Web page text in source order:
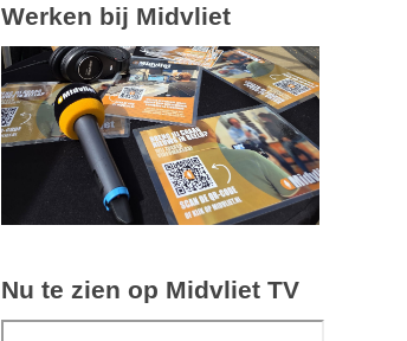
Werken bij Midvliet
Nu te zien op Midvliet TV